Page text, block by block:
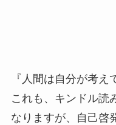
『人間は自分が考え
これも、キンドル読
なりますが、自己啓